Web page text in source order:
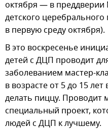
октября — в
детского
в первую среду октября).
В это воскресенье
детей с ДЦП проводит
заболеванием мастер-
в возрасте от 5 до 15
делать пиццу. Проводит
специальный проект,
людей с ДЦП к лучшему.